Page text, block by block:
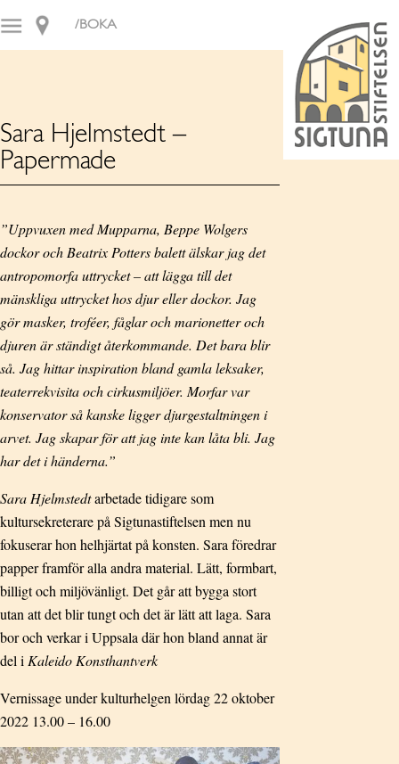
/BOKA
Sara Hjelmstedt –
Papermade
”Uppvuxen med Mupparna, Beppe Wolgers
dockor och Beatrix Potters balett älskar jag det
antropomorfa uttrycket – att lägga till det
mänskliga uttrycket hos djur eller dockor. Jag
gör masker, troféer, fåglar och marionetter och
djuren är ständigt återkommande. Det bara blir
så. Jag hittar inspiration bland gamla leksaker,
teaterrekvisita och cirkusmiljöer. Morfar var
konservator så kanske ligger djurgestaltningen i
arvet. Jag skapar för att jag inte kan låta bli. Jag
har det i händerna.”
Sara Hjelmstedtarbetade tidigare som
kultursekreterare på Sigtunastiftelsen men nu
fokuserar hon helhjärtat på konsten. Sara föredrar
papper framför alla andra material. Lätt, formbart,
billigt och miljövänligt. Det går att bygga stort
utan att det blir tungt och det är lätt att laga. Sara
bor och verkar i Uppsala där hon bland annat är
del i Kaleido Konsthantverk
Vernissage under kulturhelgen lördag 22 oktober
2022 13.00 – 16.00